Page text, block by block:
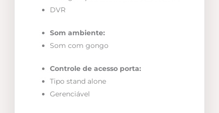
DVR
Som ambiente:
Som com gongo
Controle de acesso porta:
Tipo stand alone
Gerenciável